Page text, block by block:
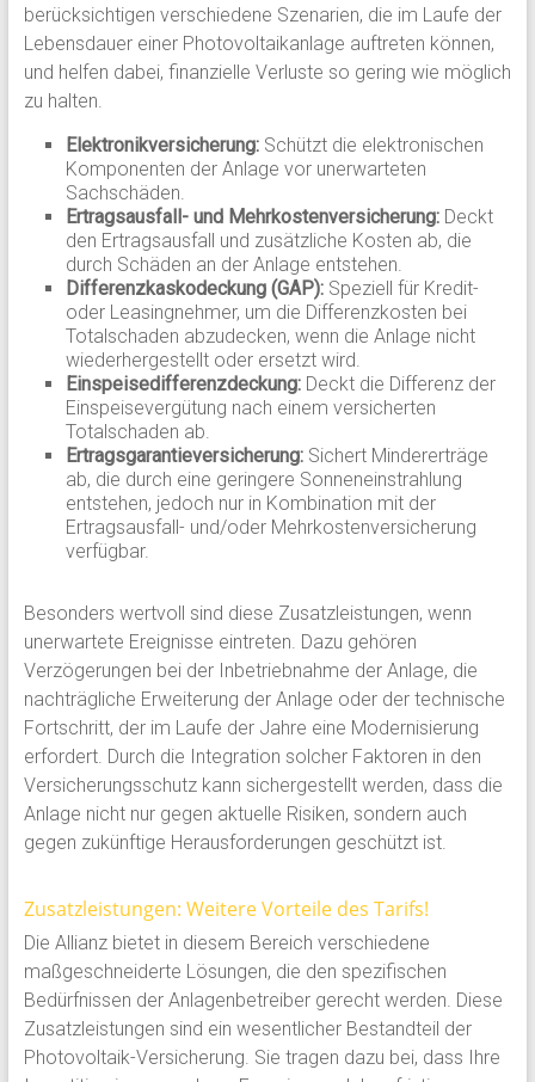
berücksichtigen verschiedene Szenarien, die im Laufe der
Lebensdauer einer Photovoltaikanlage auftreten können,
und helfen dabei, finanzielle Verluste so gering wie möglich
zu halten.
Elektronikversicherung:Schützt die elektronischen
Komponenten der Anlage vor unerwarteten
Sachschäden.
Ertragsausfall- und Mehrkostenversicherung:Deckt
den Ertragsausfall und zusätzliche Kosten ab, die
durch Schäden an der Anlage entstehen.
Differenzkaskodeckung (GAP):Speziell für Kredit-
oder Leasingnehmer, um die Differenzkosten bei
Totalschaden abzudecken, wenn die Anlage nicht
wiederhergestellt oder ersetzt wird.
Einspeisedifferenzdeckung:Deckt die Differenz der
Einspeisevergütung nach einem versicherten
Totalschaden ab.
Ertragsgarantieversicherung:Sichert Mindererträge
ab, die durch eine geringere Sonneneinstrahlung
entstehen, jedoch nur in Kombination mit der
Ertragsausfall- und/oder Mehrkostenversicherung
verfügbar.
Besonders wertvoll sind diese Zusatzleistungen, wenn
unerwartete Ereignisse eintreten. Dazu gehören
Verzögerungen bei der Inbetriebnahme der Anlage, die
nachträgliche Erweiterung der Anlage oder der technische
Fortschritt, der im Laufe der Jahre eine Modernisierung
erfordert. Durch die Integration solcher Faktoren in den
Versicherungsschutz kann sichergestellt werden, dass die
Anlage nicht nur gegen aktuelle Risiken, sondern auch
gegen zukünftige Herausforderungen geschützt ist.
Zusatzleistungen: Weitere Vorteile des Tarifs!
Die Allianz bietet in diesem Bereich verschiedene
maßgeschneiderte Lösungen, die den spezifischen
Bedürfnissen der Anlagenbetreiber gerecht werden. Diese
Zusatzleistungen sind ein wesentlicher Bestandteil der
Photovoltaik-Versicherung. Sie tragen dazu bei, dass Ihre